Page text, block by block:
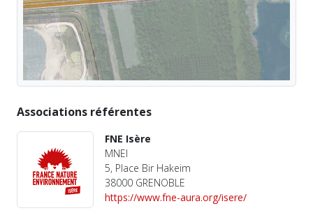
Associations référentes
FNE Isère
MNEI
5, Place Bir Hakeim
38000 GRENOBLE
https://www.fne-aura.org/isere/